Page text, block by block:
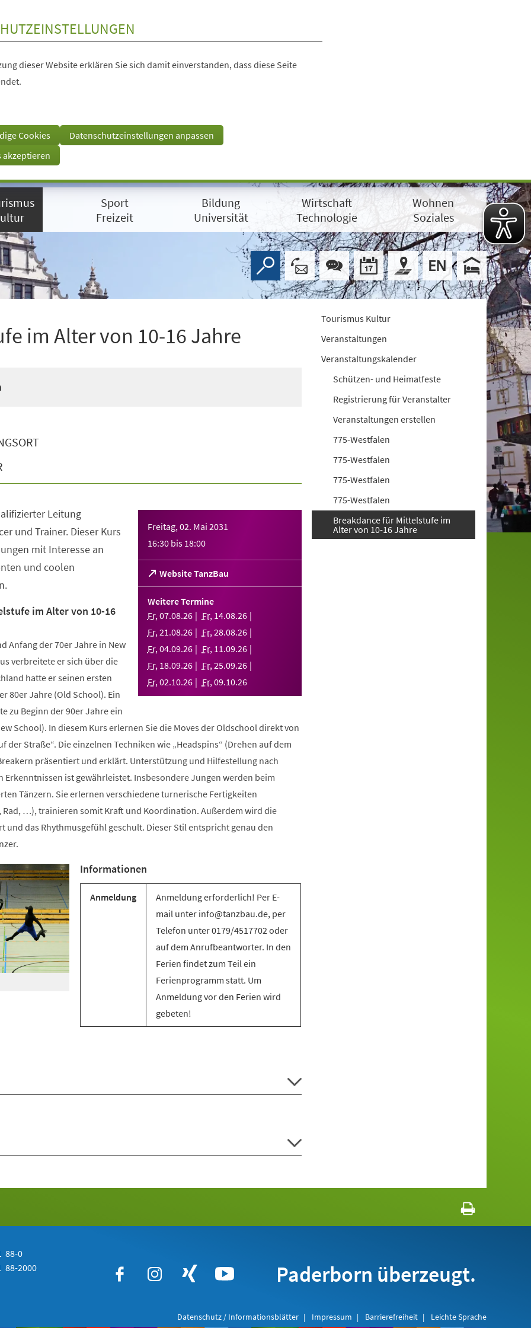
dieser Website erklären Sie sich damit einverstanden, dass diese Seite
Cookies
Datenschutzeinstellungen anpassen
akzeptieren
Sport
Freizeit
Bildung
Universität
Wirtschaft
Technologie
Wohnen
Soziales
im Alter von 10-16 Jahre
Freitag, 02. Mai 2031
16:30 bis 18:00
Website TanzBau
(Öffnet
in
einem
Tab)
Weitere Termine
Fr,07.08.26 Fr, 14.08.26
Fr,21.08.26 Fr,28.08.26
Fr,04.09.26 Fr, 11.09.26
Fr, 18.09.26 Fr,25.09.26
Fr,02.10.26 Fr,09.10.26
Leitung
und Trainer. Dieser Kurs
mit Interesse an
und coolen
im Alter von 10-16
Anfang der 70er Jahre in New
verbreitete er sich über die
hatte er seinen ersten
80er Jahre (Old School). Ein
zu Beginn der 90er Jahre ein
School). In diesem Kurs erlernen Sie die Moves der Oldschool direkt von
der Straße“. Die einzelnen Techniken wie „Headspins“ (Drehen auf dem
präsentiert und erklärt. Unterstützung und Hilfestellung nach
ist gewährleistet. Insbesondere Jungen werden beim
Tänzern. Sie erlernen verschiedene turnerische Fertigkeiten
Rad, …), trainieren somit Kraft und Koordination. Außerdem wird die
und das Rhythmusgefühl geschult. Dieser Stil entspricht genau den
Informationen
Anmeldung
Anmeldung erforderlich! Per E-
mail unter info@tanzbau.de, per
Telefon unter 0179/4517702 oder
auf dem Anrufbeantworter. In den
Ferien findet zum Teil ein
Ferienprogramm statt. Um
Anmeldung vor den Ferien wird
gebeten!
Tourismus Kultur
Veranstaltungen
Veranstaltungskalender
Schützen- und Heimatfeste
Registrierung für Veranstalter
Veranstaltungen erstellen
775-Westfalen
775-Westfalen
775-Westfalen
775-Westfalen
Breakdance für Mittelstufe im
Alter von 10-16 Jahre
88-0
88-2000 Paderborn überzeugt.
Datenschutz / Informationsblätter Impressum Barrierefreiheit Leichte Sprache